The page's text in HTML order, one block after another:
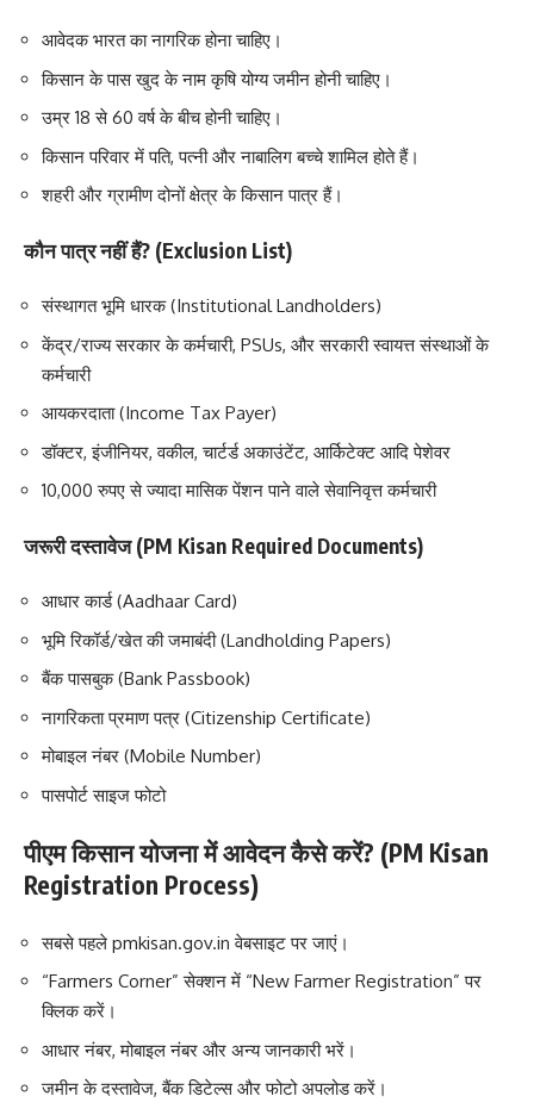
आवेदक भारत का नागरिक होना चाहिए।
किसान के पास खुद के नाम कृषि योग्य जमीन होनी चाहिए।
उम्र 18 से 60 वर्ष के बीच होनी चाहिए।
किसान परिवार में पति, पत्नी और नाबालिग बच्चे शामिल होते हैं।
शहरी और ग्रामीण दोनों क्षेत्र के किसान पात्र हैं।
कौन पात्र नहीं हैं? (Exclusion List)
संस्थागत भूमि धारक (Institutional Landholders)
केंद्र/राज्य सरकार के कर्मचारी, PSUs, और सरकारी स्वायत्त संस्थाओं के
कर्मचारी
आयकरदाता (Income Tax Payer)
डॉक्टर, इंजीनियर, वकील, चार्टर्ड अकाउंटेंट, आर्किटेक्ट आदि पेशेवर
10,000 रुपए से ज्यादा मासिक पेंशन पाने वाले सेवानिवृत्त कर्मचारी
जरूरी दस्तावेज (PM Kisan Required Documents)
आधार कार्ड (Aadhaar Card)
भूमि रिकॉर्ड/खेत की जमाबंदी (Landholding Papers)
बैंक पासबुक (Bank Passbook)
नागरिकता प्रमाण पत्र (Citizenship Certificate)
मोबाइल नंबर (Mobile Number)
पासपोर्ट साइज फोटो
पीएम किसान योजना में आवेदन कैसे करें? (PM Kisan
Registration Process)
सबसे पहले pmkisan.gov.in वेबसाइट पर जाएं।
“Farmers Corner” सेक्शन में “New Farmer Registration” पर
क्लिक करें।
आधार नंबर, मोबाइल नंबर और अन्य जानकारी भरें।
जमीन के दस्तावेज, बैंक डिटेल्स और फोटो अपलोड करें।